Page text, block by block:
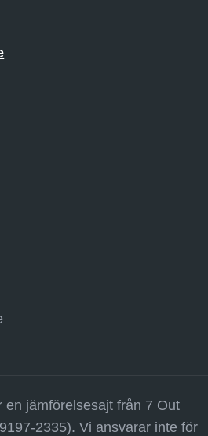
en jämförelsesajt från 7 Out
2335). Vi ansvarar inte för